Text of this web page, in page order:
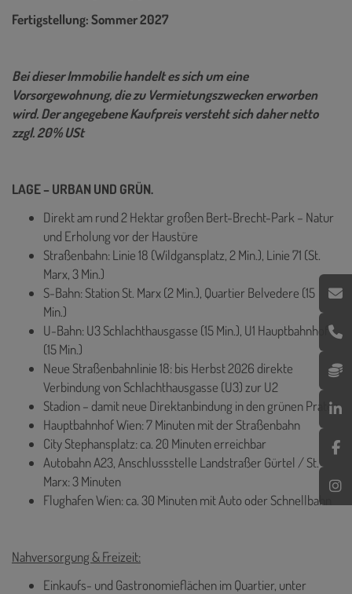
Fertigstellung: Sommer 2027
Bei dieser Immobilie handelt es sich um eine
Vorsorgewohnung, die zu Vermietungszwecken erworben
wird. Der angegebene Kaufpreis versteht sich daher netto
zzgl. 20% USt
LAGE – URBAN UND GRÜN.
Direkt am rund 2 Hektar großen Bert-Brecht-Park – Natur
und Erholung vor der Haustüre
Straßenbahn: Linie 18 (Wildgansplatz, 2 Min.), Linie 71 (St.
Marx, 3 Min.)
S-Bahn: Station St. Marx (2 Min.), Quartier Belvedere (15
Min.)
U-Bahn: U3 Schlachthausgasse (15 Min.), U1 Hauptbahnhof
(15 Min.)
Neue Straßenbahnlinie 18: bis Herbst 2026 direkte
Verbindung von Schlachthausgasse (U3) zur U2
Stadion – damit neue Direktanbindung in den grünen Prater
Hauptbahnhof Wien: 7 Minuten mit der Straßenbahn
City Stephansplatz: ca. 20 Minuten erreichbar
Autobahn A23, Anschlussstelle Landstraßer Gürtel / St.
Marx: 3 Minuten
Flughafen Wien: ca. 30 Minuten mit Auto oder Schnellbahn
Nahversorgung & Freizeit:
Einkaufs- und Gastronomieflächen im Quartier, unter